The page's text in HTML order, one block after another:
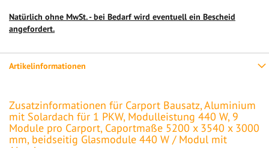
Natürlich ohne MwSt. - bei Bedarf wird eventuell ein Bescheid
angefordert.
Artikelinformationen
Zusatzinformationen für Carport Bausatz, Aluminium
mit Solardach für 1 PKW, Modulleistung 440 W, 9
Module pro Carport, Caportmaße 5200 x 3540 x 3000
mm, beidseitig Glasmodule 440 W / Modul mit